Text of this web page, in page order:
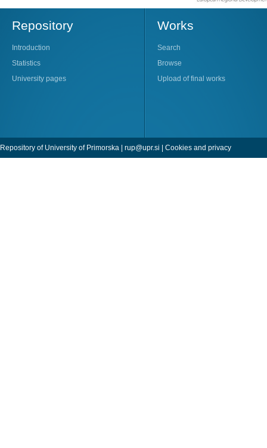
Repository
Introduction
Statistics
University pages
Works
Search
Browse
Upload of final works
Repository of University of Primorska | rup@upr.si | Cookies and privacy